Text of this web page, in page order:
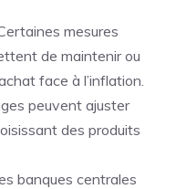
mesures
de maintenir ou
face à l’inflation.
peuvent ajuster
des produits
banques centrales